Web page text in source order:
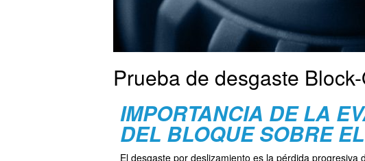
Prueba de desgaste
IMPORTANCIA DE LA
DEL BLOQUE SOBRE
El desgaste por deslizamiento es la pérdida